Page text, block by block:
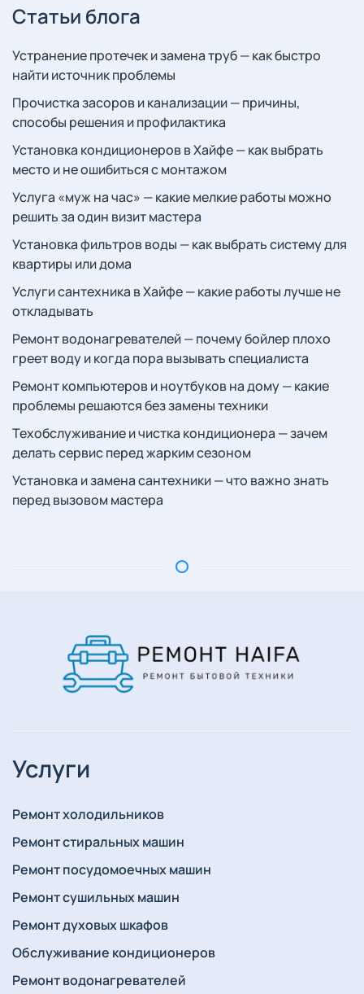
Статьи блога
Устранение протечек и замена труб — как быстро
найти источник проблемы
Прочистка засоров и канализации — причины,
способы решения и профилактика
Установка кондиционеров в Хайфе — как выбрать
место и не ошибиться с монтажом
Услуга «муж на час» — какие мелкие работы можно
решить за один визит мастера
Установка фильтров воды — как выбрать систему для
квартиры или дома
Услуги сантехника в Хайфе — какие работы лучше не
откладывать
Ремонт водонагревателей — почему бойлер плохо
греет воду и когда пора вызывать специалиста
Ремонт компьютеров и ноутбуков на дому — какие
проблемы решаются без замены техники
Техобслуживание и чистка кондиционера — зачем
делать сервис перед жарким сезоном
Установка и замена сантехники — что важно знать
перед вызовом мастера
Услуги
Ремонт холодильников
Ремонт стиральных машин
Ремонт посудомоечных машин
Ремонт сушильных машин
Ремонт духовых шкафов
Обслуживание кондиционеров
Ремонт водонагревателей